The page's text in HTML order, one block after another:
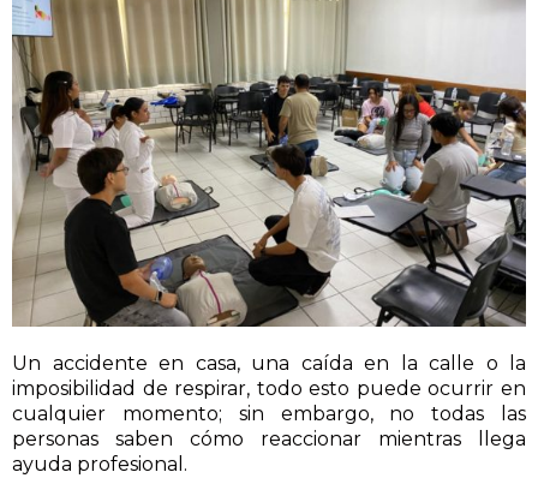
Un accidente en casa, una caída en la calle o la
imposibilidad de respirar, todo esto puede ocurrir en
cualquier momento; sin embargo, no todas las
personas saben cómo reaccionar mientras llega
ayuda profesional.